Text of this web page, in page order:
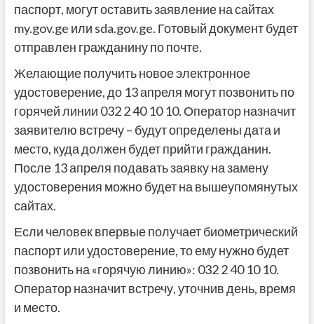
паспорт, могут оставить заявление на сайтах
my.gov.ge или sda.gov.ge. Готовый документ будет
отправлен гражданину по почте.
Желающие получить новое электронное
удостоверение, до 13 апреля могут позвонить по
горячей линии 032 2 40 10 10. Оператор назначит
заявителю встречу – будут определены дата и
место, куда должен будет прийти гражданин.
После 13 апреля подавать заявку на замену
удостоверения можно будет на вышеупомянутых
сайтах.
Если человек впервые получает биометрический
паспорт или удостоверение, то ему нужно будет
позвонить на «горячую линию»: 032 2 40 10 10.
Оператор назначит встречу, уточнив день, время
и место.